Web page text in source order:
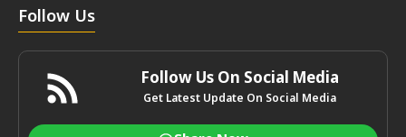
Follow Us
Follow Us On Social Media
Get Latest Update On Social Media